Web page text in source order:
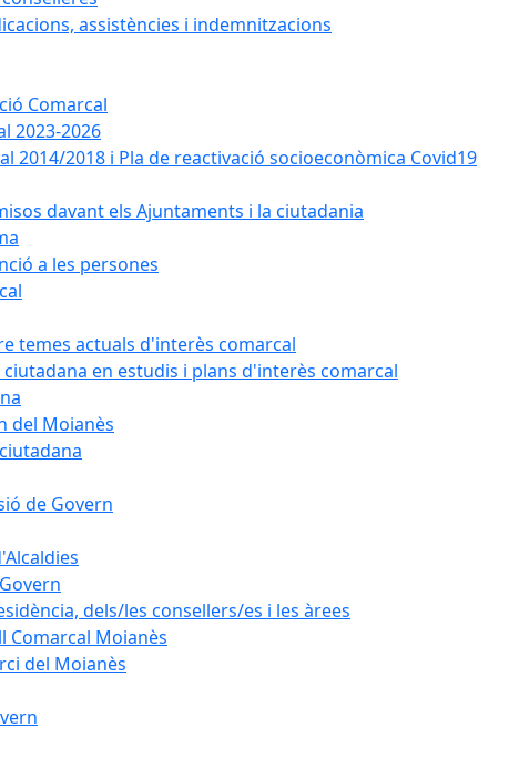
assistències i indemnitzacions
Comarcal
2023-2026
2014/2018 i Pla de reactivació socioeconòmica Covid19
davant els Ajuntaments i la ciutadania
a les persones
temes actuals d'interès comarcal
en estudis i plans d'interès comarcal
del Moianès
de Govern
dels/les consellers/es i les àrees
Comarcal Moianès
del Moianès